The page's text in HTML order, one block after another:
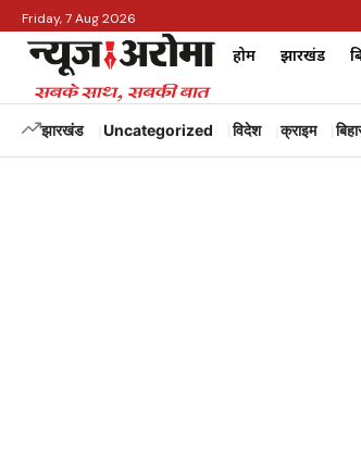
Friday, 7 Aug 2026
होम झारखंड
झारखंड Uncategorized विदेश क्राइम